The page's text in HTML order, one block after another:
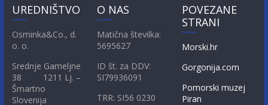
UREDNIŠTVO
Osminka&Co., d.
o. o.
Srednje Gameljne
38 1211 Lj. –
Šmartno
Slovenija
O NAS
Matična številka:
5695627
ID št. za DDV:
SI79936091
TRR: SI56 0230
POVEZANE
STRANI
Morski.hr
Gorgonija.com
Pomorski muzej
Piran